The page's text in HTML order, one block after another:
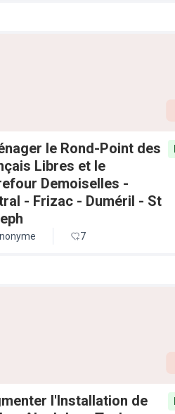
le Rond-Point des
Libres et le
Demoiselles -
- Frizac - Duméril - St
7
l'Installation de